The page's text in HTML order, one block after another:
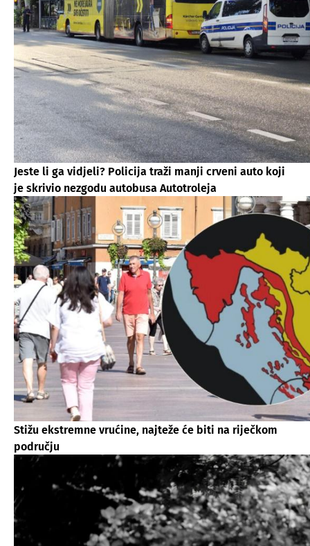
Jeste li ga vidjeli? Policija traži manji crveni auto koji
je skrivio nezgodu autobusa Autotroleja
Stižu ekstremne vrućine, najteže će biti na riječkom
području